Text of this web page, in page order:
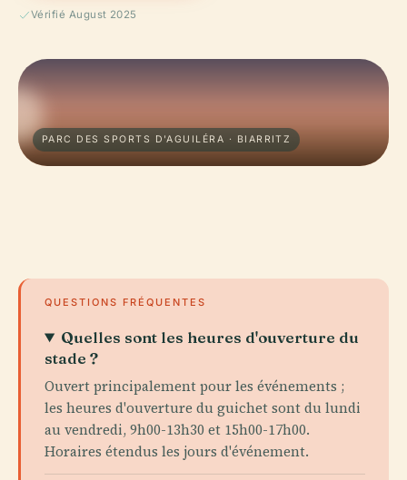
Vérifié August 2025
PARC DES SPORTS D'AGUILÉRA · BIARRITZ
QUESTIONS FRÉQUENTES
Quelles sont les heures d'ouverture du
stade ?
Ouvert principalement pour les événements ;
les heures d'ouverture du guichet sont du lundi
au vendredi, 9h00-13h30 et 15h00-17h00.
Horaires étendus les jours d'événement.